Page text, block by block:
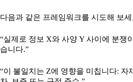
다음과 같은 프레임워크를 시도해 보세
“실제로 정보 X와 사양 Y 사이에 분쟁
습니다.”
“이 불일치는 Z에 영향을 미칩니다: 자